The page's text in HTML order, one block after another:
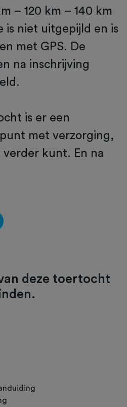
– 120 km – 140 km
is niet uitgepijld en is
met GPS. De
na inschrijving
is er een
met verzorging,
kunt. En na
deze toertocht